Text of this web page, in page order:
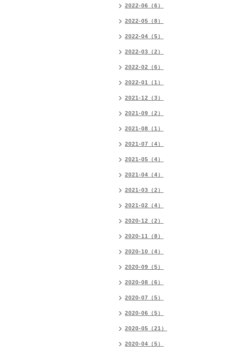
2022-06（6）
2022-05（8）
2022-04（5）
2022-03（2）
2022-02（6）
2022-01（1）
2021-12（3）
2021-09（2）
2021-08（1）
2021-07（4）
2021-05（4）
2021-04（4）
2021-03（2）
2021-02（4）
2020-12（2）
2020-11（8）
2020-10（4）
2020-09（5）
2020-08（6）
2020-07（5）
2020-06（5）
2020-05（21）
2020-04（5）